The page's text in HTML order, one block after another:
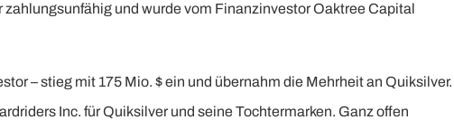
zahlungsunfähig und wurde vom Finanzinvestor Oaktree Capital
– stieg mit 175 Mio. $ ein und übernahm die Mehrheit an Quiksilver.
Inc. für Quiksilver und seine Tochtermarken. Ganz offen